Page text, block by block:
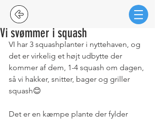
Vi svømmer i squash
VI har 3 squashplanter i nyttehaven, og
det er virkelig et højt udbytte der
kommer af dem, 1-4 squash om dagen,
så vi hakker, snitter, bager og griller
squash😊
Det er en kæmpe plante der fylder